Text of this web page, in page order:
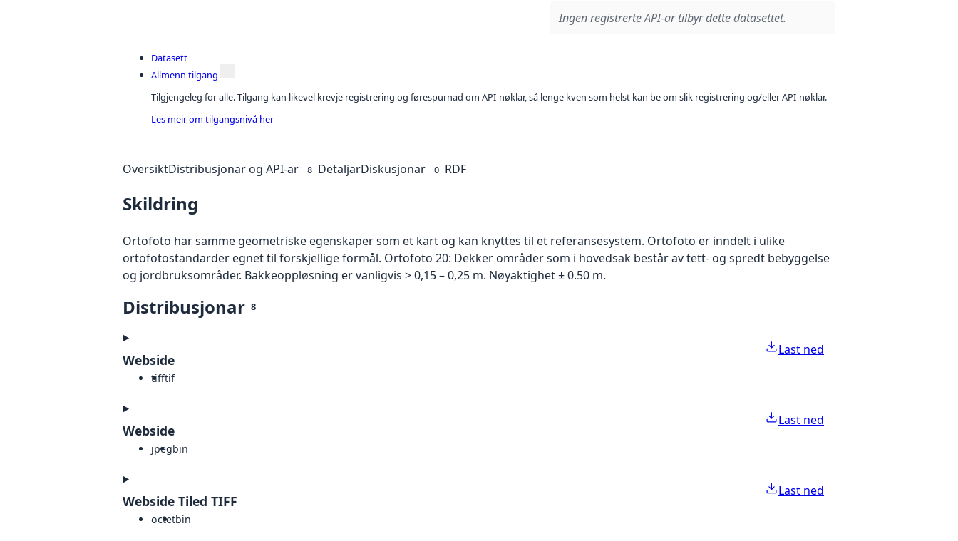
Ingen registrerte API-ar tilbyr dette datasettet.
Datasett
Allmenn tilgang
Tilgjengeleg for alle. Tilgang kan likevel krevje registrering og førespurnad om API-nøklar, så lenge kven som helst kan be om slik registrering og/eller API-nøklar.
Les meir om tilgangsnivå her
OversiktDistribusjonar og API-ar 8 DetaljarDiskusjonar 0 RDF
Skildring
Ortofoto har samme geometriske egenskaper som et kart og kan knyttes til et referansesystem. Ortofoto er inndelt i ulike
ortofotostandarder egnet til forskjellige formål. Ortofoto 20: Dekker områder som i hovedsak består av tett- og spredt bebyggelse
og jordbruksområder. Bakkeoppløsning er vanligvis > 0,15 – 0,25 m. Nøyaktighet ± 0.50 m.
Distribusjonar 8
Webside
tifftif
Last ned
Webside
jpegbin
Last ned
Webside Tiled TIFF
octetbin
Last ned